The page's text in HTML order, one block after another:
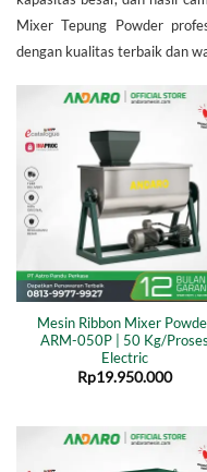
Mixer Tepung Powder
dengan kualitas terbaik dan
Mesin Ribbon Mixer
ARM-050P | 50 Kg/Proses
Electric
Rp19.950.000